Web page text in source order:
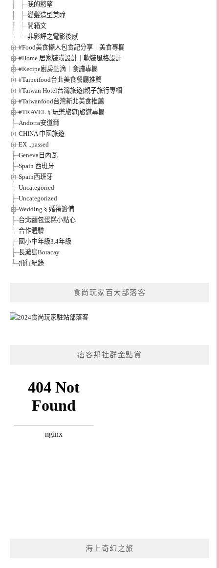
我的慾望
變髮造型美瞳
開箱文
非影評之電影後感
#Food美食懶人包食記分享｜美食專欄
#Home 居家裝潢設計｜軟裝風格設計
#Recipe廚房點滴｜食譜專欄
#Taipeifood台北美食餐廳推薦
#Taiwan Hotel台灣旅遊|親子旅行專欄
#Taiwanfood台灣新北美食推薦
#TRAVEL § 玩樂旅遊|旅遊專欄
Andorra安道爾
CHINA 中國旅遊
EX ..passed
Geneva日內瓦
Spain 西班牙
Spain西班牙
Uncategoried
Uncategorized
Wedding § 婚禮籌備
台北麵包蛋糕小點心
合作體驗
國小中年級3.4年級
長灘島Boracay
飛行紀錄
食尚玩家百大部落客
痞客邦社群金點賞
海上奇幻之旅